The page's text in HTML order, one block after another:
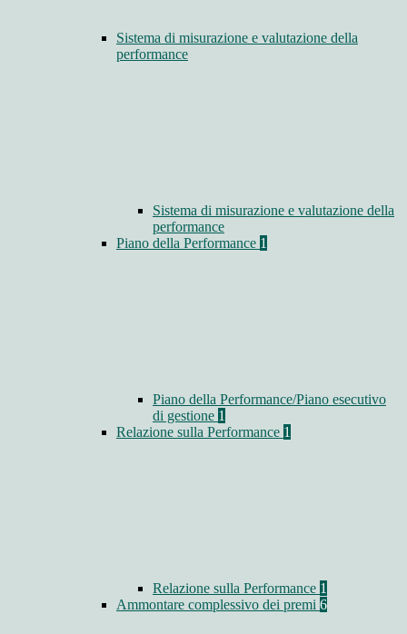
Sistema di misurazione e valutazione della
performance
Sistema di misurazione e valutazione della
performance
Piano della Performance 1
Piano della Performance/Piano esecutivo
di gestione 1
Relazione sulla Performance 1
Relazione sulla Performance 1
Ammontare complessivo dei premi 6